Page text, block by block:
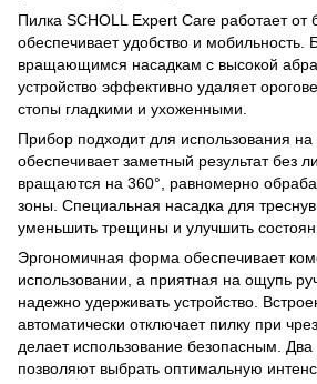
Пилка SCHOLL Expert Care работает от
обеспечивает удобство и мобильность.
вращающимся насадкам с высокой
устройство эффективно удаляет
стопы гладкими и ухоженными.
Прибор подходит для использования на
обеспечивает заметный результат без
вращаются на 360°, равномерно
зоны. Специальная насадка для
уменьшить трещины и улучшить
Эргономичная форма обеспечивает
использовании, а приятная на ощупь
надежно удерживать устройство.
автоматически отключает пилку при
делает использование безопасным.
позволяют выбрать оптимальную